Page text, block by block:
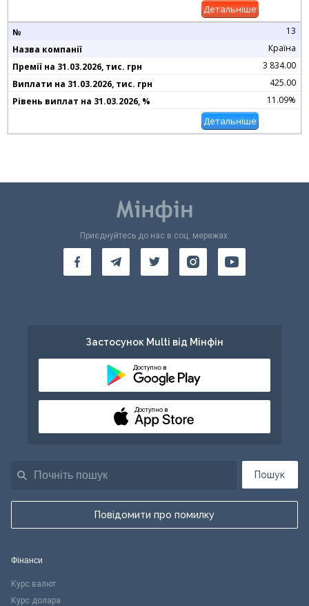
Детальніше
13
Країна
3 834.00
425.00
11.09%
Детальніше
Пошук
Повідомити про помилку
Приєднуйтесь до нас в соц. мережах:
Застосунок Multi від Мінфін
Доступно в
Доступно в
Фінанси
Курс валют
Курс долара